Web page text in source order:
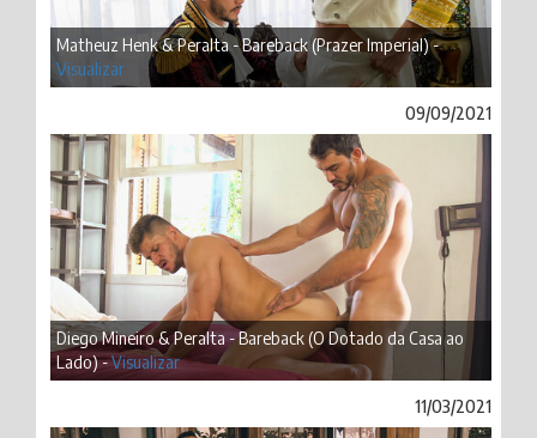
Matheuz Henk & Peralta - Bareback (Prazer Imperial) -
Visualizar
09/09/2021
Diego Mineiro & Peralta - Bareback (O Dotado da Casa ao
Lado) -Visualizar
11/03/2021